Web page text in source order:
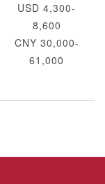
USD 4,300-
8,600
CNY 30,000-
61,000